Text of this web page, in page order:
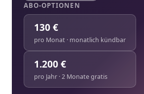
ABO-OPTIONEN
130 €
pro Monat · monatlich kündbar
1.200 €
pro Jahr · 2 Monate gratis